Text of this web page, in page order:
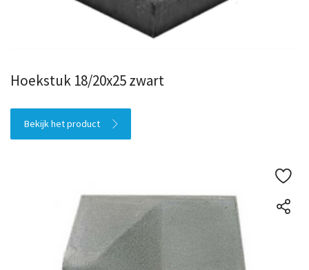
Hoekstuk 18/20x25 zwart
Bekijk het product